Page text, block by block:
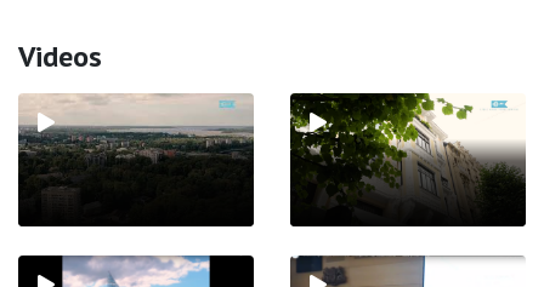
Videos